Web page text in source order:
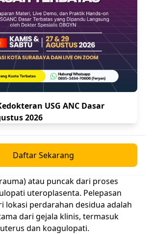
pada tantangan klinis solusio
diagnosis eksklusi yang sangat
ketajaman klinis daripada
dan Faktor Risiko Terkait
plasenta adalah pelepasan
yang berimplantasi normal
setelah usia kehamilan 20
terjadi di desidua basalis,
retroplasenta dapat terbentuk,
memisahkan plasenta.
Bisa merupakan kejadian akut
atau puncak dari proses
uteroplasenta. Pelepasan
lokasi perdarahan desidua adalah
dari gejala klinis, termasuk
dan koagulopati.
USG ANC Dasar
2026
Daftar Sekarang